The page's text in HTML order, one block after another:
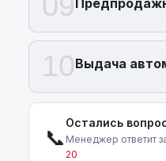
10Выдача
📞
Остались
Менеджер ответит
20